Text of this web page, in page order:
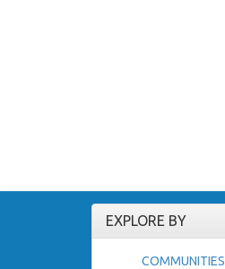
EXPLORE BY
COMMUNITIES